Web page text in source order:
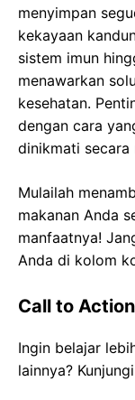
menyimpan
kekayaan
sistem imun
menawarkan
kesehatan.
dengan cara
dinikmati secara
Mulailah
makanan Anda
manfaatnya!
Anda di kolom
Call to Action
Ingin belajar
lainnya?